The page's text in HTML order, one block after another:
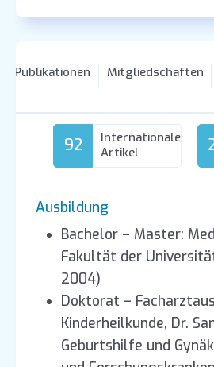
Publikationen Mitgliedschaften
92
Internationale
Artikel
Ausbildung
Bachelor – Master:
Fakultät der
2004)
Doktorat –
Kinderheilkunde, Dr.
Geburtshilfe und